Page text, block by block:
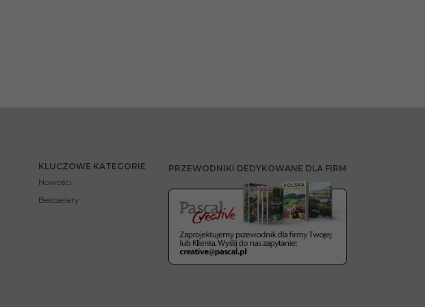
KLUCZOWE KATEGORIE
Nowości
Bestsellery
PRZEWODNIKI DEDYKOWANE DLA FIRM